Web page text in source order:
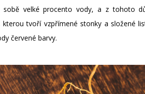
sobě velké procento vody, a z tohoto
tvoří vzpřímené stonky a složené
červené barvy.